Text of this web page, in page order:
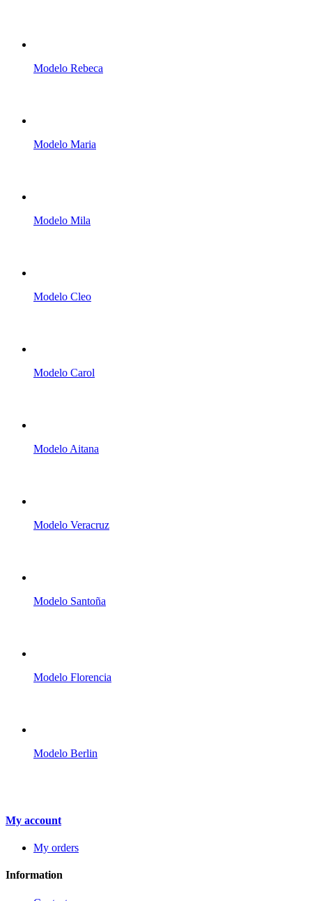
Modelo Rebeca
Modelo Maria
Modelo Mila
Modelo Cleo
Modelo Carol
Modelo Aitana
Modelo Veracruz
Modelo Santoña
Modelo Florencia
Modelo Berlin
My account
My orders
Information